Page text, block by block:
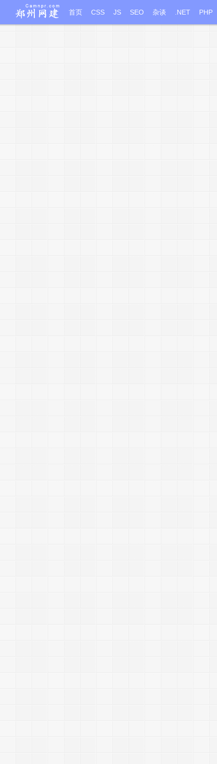
首页 CSS JS SEO 杂谈 .NET PHP